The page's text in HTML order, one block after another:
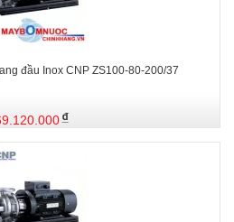
đầu Inox CNP ZS100-80-200/37